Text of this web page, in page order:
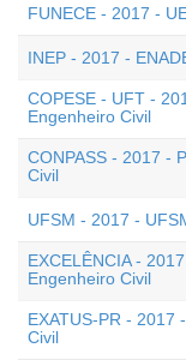
FUNECE - 2017 -
INEP - 2017 -
COPESE - UFT -
Engenheiro Civil
CONPASS - 2017 -
Civil
UFSM - 2017 -
EXCELÊNCIA -
Engenheiro Civil
EXATUS-PR - 2017
Civil